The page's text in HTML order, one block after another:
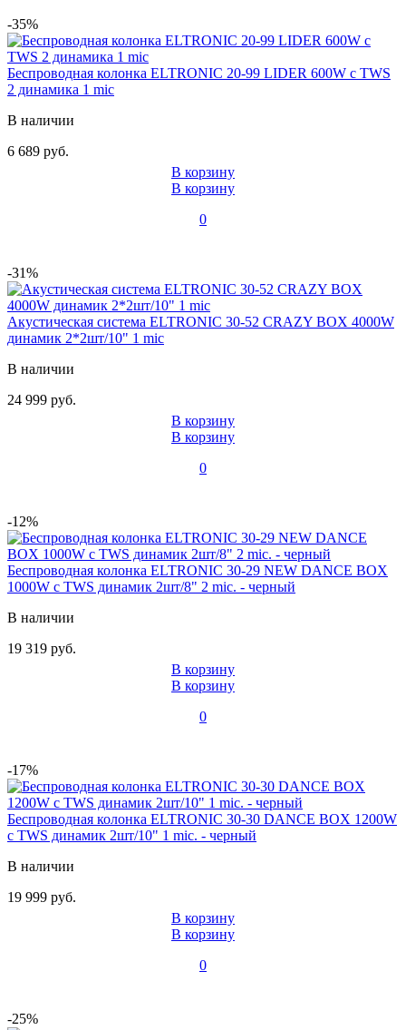
-35%
Беспроводная колонка ELTRONIC 20-99 LIDER 600W с TWS
2 динамика 1 mic
В наличии
6 689 руб.
В корзину
В корзину
0
-31%
Акустическая система ELTRONIC 30-52 CRAZY BOX 4000W
динамик 2*2шт/10" 1 mic
В наличии
24 999 руб.
В корзину
В корзину
0
-12%
Беспроводная колонка ELTRONIC 30-29 NEW DANCE BOX
1000W с TWS динамик 2шт/8" 2 mic. - черный
В наличии
19 319 руб.
В корзину
В корзину
0
-17%
Беспроводная колонка ELTRONIC 30-30 DANCE BOX 1200W
с TWS динамик 2шт/10" 1 mic. - черный
В наличии
19 999 руб.
В корзину
В корзину
0
-25%